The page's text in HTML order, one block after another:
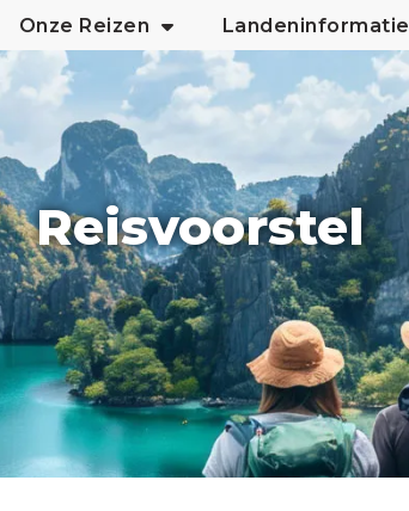
Onze Reizen Landeninformatie
Reisvoorstel